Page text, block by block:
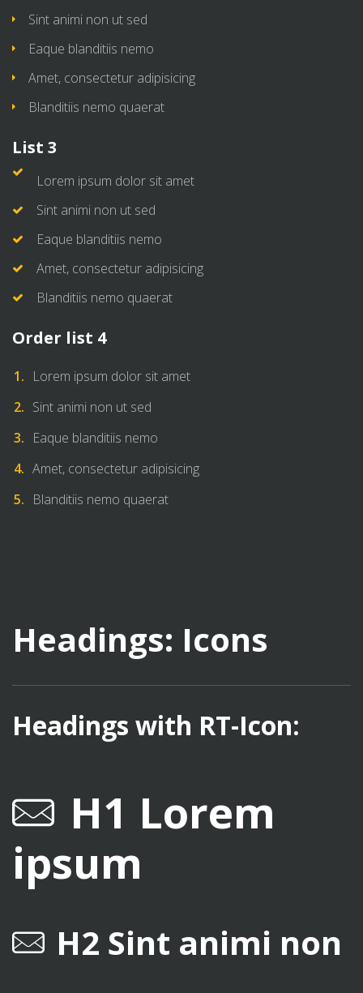
Sint animi non ut sed
Eaque blanditiis nemo
Amet, consectetur adipisicing
Blanditiis nemo quaerat
List 3
Lorem ipsum dolor sit amet
Sint animi non ut sed
Eaque blanditiis nemo
Amet, consectetur adipisicing
Blanditiis nemo quaerat
Order list 4
Lorem ipsum dolor sit amet
Sint animi non ut sed
Eaque blanditiis nemo
Amet, consectetur adipisicing
Blanditiis nemo quaerat
Headings: Icons
Headings with RT-Icon:
H1 Lorem
ipsum
H2 Sint animi non